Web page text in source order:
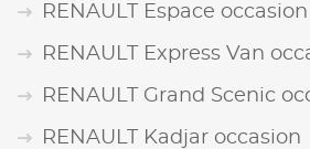
RENAULT Espace occasion
RENAULT Express Van
RENAULT Grand Scenic
RENAULT Kadjar occasion